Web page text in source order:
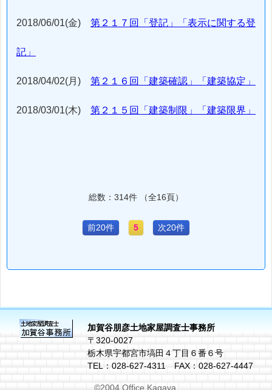
2018/06/01(金) 第２１７回「登記」「表示に関する登
記」
2018/04/02(月) 第２１６回「建築確認」「建築協定」
2018/03/01(木) 第２１５回「建築制限」「建築限界」
総数：314件 （全16頁）
前20件 5 次20件
加賀谷朋彦土地家屋調査士事務所
〒320-0027
栃木県宇都宮市塙田４丁目６番６号
TEL：028-627-4311 FAX：028-627-4447
©2004 Office Kagaya.